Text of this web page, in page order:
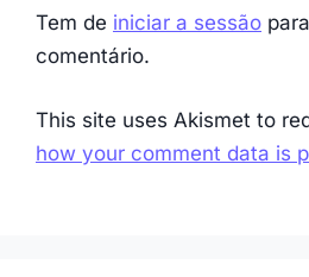
Tem de iniciar a sessão
comentário.
This site uses Akismet to
how your comment data is